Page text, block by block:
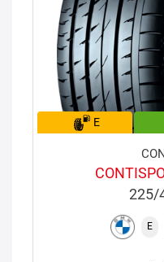
E
225/
E